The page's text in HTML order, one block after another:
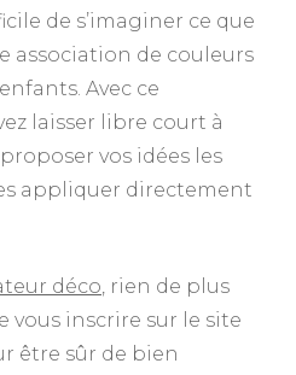
de s’imaginer ce que
association de couleurs
Avec ce
laisser libre court à
vos idées les
appliquer directement
déco, rien de plus
vous inscrire sur le site
être sûr de bien